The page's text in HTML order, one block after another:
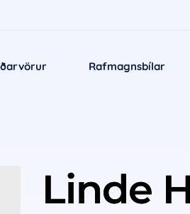
Rafmagnsbílar
Linde